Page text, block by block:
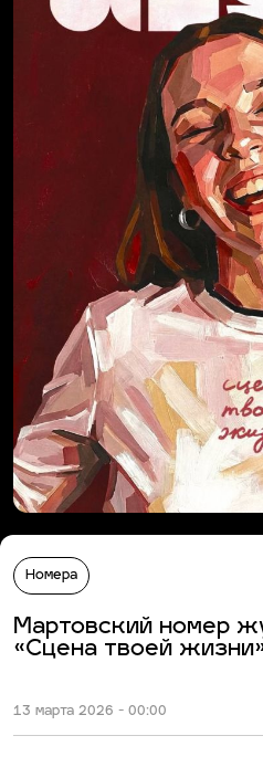
Номера
Мартовский номер
«Сцена твоей
13 марта 2026 - 00:00